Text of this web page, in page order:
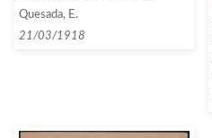
el duplicat. També comenta
que li donarà més detalls sobre
Quesada, E.
21/03/1918